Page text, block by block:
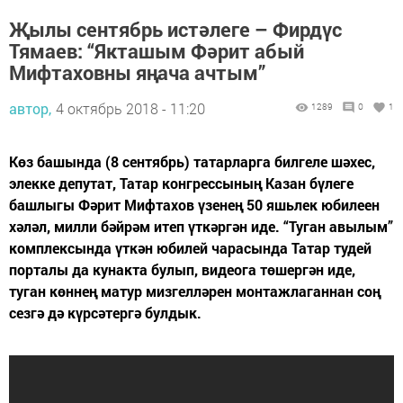
Җылы сентябрь истәлеге – Фирдүс
Тямаев: “Якташым Фәрит абый
Мифтаховны яңача ачтым”
автор, 4 октябрь 2018 - 11:20 1289 0 1
Көз башында (8 сентябрь) татарларга билгеле шәхес,
элекке депутат, Татар конгрессының Казан бүлеге
башлыгы Фәрит Мифтахов үзенең 50 яшьлек юбилеен
хәләл, милли бәйрәм итеп үткәргән иде. “Туган авылым”
комплексында үткән юбилей чарасында Татар тудей
порталы да кунакта булып, видеога төшергән иде,
туган көннең матур мизгелләрен монтажлаганнан соң
сезгә дә күрсәтергә булдык.